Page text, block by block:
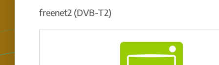
freenet2 (DVB-T2)